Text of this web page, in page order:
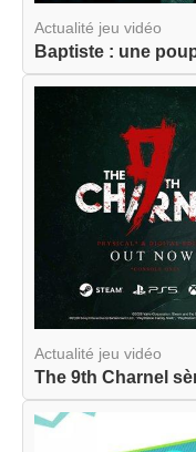
Actualité jeu vidéo
Baptiste : une
Actualité jeu vidéo
The 9th Charnel